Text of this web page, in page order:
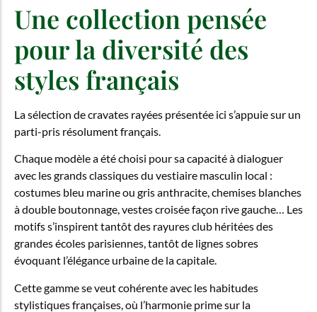
Une collection pensée
pour la diversité des
styles français
La sélection de cravates rayées présentée ici s’appuie sur un
parti-pris résolument français.
Chaque modèle a été choisi pour sa capacité à dialoguer
avec les grands classiques du vestiaire masculin local :
costumes bleu marine ou gris anthracite, chemises blanches
à double boutonnage, vestes croisée façon rive gauche… Les
motifs s’inspirent tantôt des rayures club héritées des
grandes écoles parisiennes, tantôt de lignes sobres
évoquant l’élégance urbaine de la capitale.
Cette gamme se veut cohérente avec les habitudes
stylistiques françaises, où l’harmonie prime sur la